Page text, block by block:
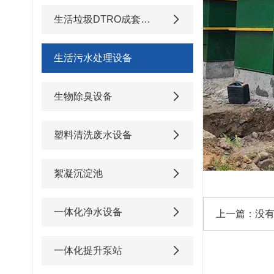
生活垃圾DTRO成套渗滤液处理设备
生活污水处理设备
生物除臭设备
塑料清洗废水设备
絮凝沉淀池
一体化净水设备
一体化提升泵站
上一篇：没